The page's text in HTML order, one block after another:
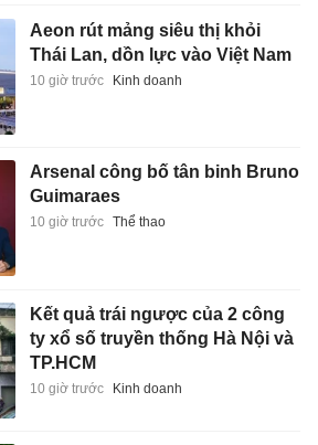
Aeon rút mảng siêu thị khỏi
Thái Lan, dồn lực vào Việt Nam
10 giờ trước Kinh doanh
Arsenal công bố tân binh Bruno
Guimaraes
10 giờ trước Thể thao
Kết quả trái ngược của 2 công
ty xổ số truyền thống Hà Nội và
TP.HCM
10 giờ trước Kinh doanh